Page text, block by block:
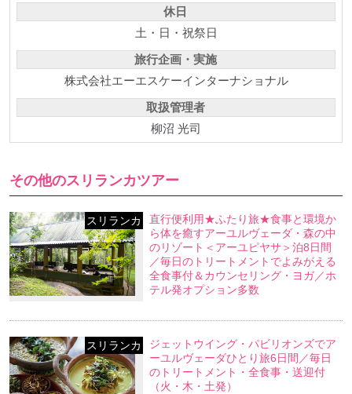
休日
土・日・祝祭日
旅行企画・実施
株式会社エーエスケーインターナショナル
取扱管理者
柳沼 光司
その他のスリランカツアー
スリランカ
直行便利用★ふたり旅★食事と環境か
ら体を癒すアーユルヴェーダ・森の中
のリゾート＜アーユピヤサ＞泊8日間
／毎日のトリートメントでよみがえる
全食事付＆カウンセリング・ヨガ／ホ
テル発オプション多数
スリランカ
ジェットウイング・パビリオンズでア
ーユルヴェーダひとり旅6日間／毎日
のトリートメント・全食事・送迎付
（火・木・土発）